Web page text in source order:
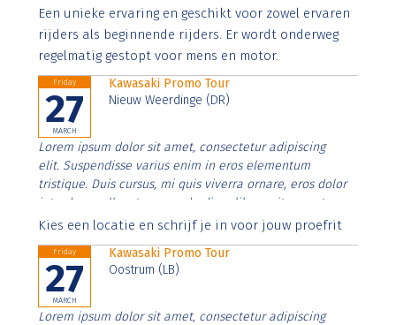
Aenean faucibus nibh et justo cursus id rutrum lorem
imperdiet. Nunc ut sem vitae risus tristique posuere.
Een unieke ervaring en geschikt voor zowel ervaren
rijders als beginnende rijders. Er wordt onderweg
regelmatig gestopt voor mens en motor.
Friday
27
MARCH
Kawasaki Promo Tour
Nieuw Weerdinge (DR)
Lorem ipsum dolor sit amet, consectetur adipiscing
elit. Suspendisse varius enim in eros elementum
tristique. Duis cursus, mi quis viverra ornare, eros dolor
interdum nulla, ut commodo diam libero vitae erat.
Aenean faucibus nibh et justo cursus id rutrum lorem
Kies een locatie en schrijf je in voor jouw proefrit
Friday
27
MARCH
Kawasaki Promo Tour
Oostrum (LB)
Lorem ipsum dolor sit amet, consectetur adipiscing